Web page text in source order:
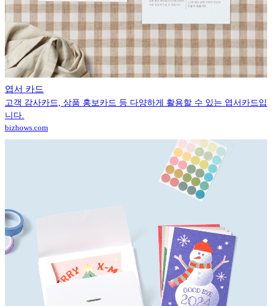
엽서 카드
고객 감사카드, 상품 홍보카드 등 다양하게 활용할 수 있는 엽서카드입
니다.
bizhows.com